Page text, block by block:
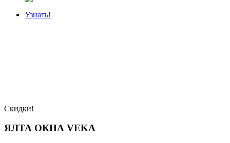
Узнать!
Скидки!
ЯЛТА ОКНА VEKA